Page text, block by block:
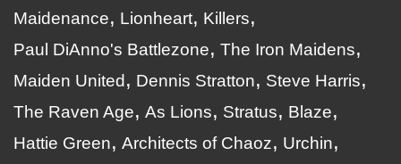
Maidenance
Lionheart
Killers
Paul DiAnno's Battlezone
The Iron Maidens
Maiden United
Dennis Stratton
Steve Harris
The Raven Age
As Lions Stratus
Blaze
Hattie Green
Architects of Chaoz
Urchin